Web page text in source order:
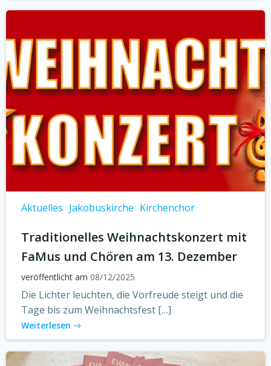
Aktuelles Jakobuskirche Kirchenchor
Traditionelles Weihnachtskonzert mit
FaMus und Chören am 13. Dezember
veröffentlicht am 08/12/2025
Die Lichter leuchten, die Vorfreude steigt und die
Tage bis zum Weihnachtsfest […]
Weiterlesen